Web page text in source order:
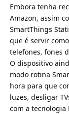
Embora tenha
Amazon, assim
SmartThings
que é servir
telefones, fones
O dispositivo
modo rotina
hora para que
luzes, desligar
com a